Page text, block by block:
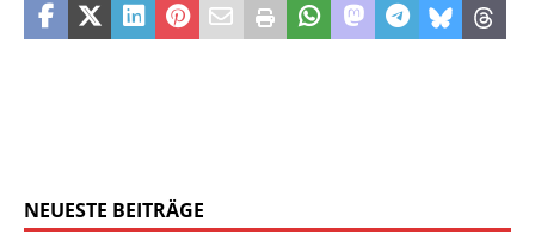
NEUESTE BEITRÄGE